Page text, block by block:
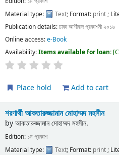
Material type:
Text; Format: print;
Publication details:ঢাকাআর্শীবাদ প্রকাশনী ২০১৬
Online access:e-Book
Availability:Items available for loan:
Place hold Add to cart
শরণার্থীআকতারুজ্জামান মোহাম্মদ মহসীন
byআকতারুজ্জামান মোহাম্মদ মহসীন.
Edition: ১ম প্রকাশ
Material type:
Text; Format: print ;